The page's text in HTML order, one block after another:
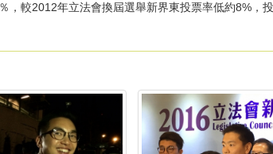
較2012年立法會換屆選舉新界東投票率低約8%，